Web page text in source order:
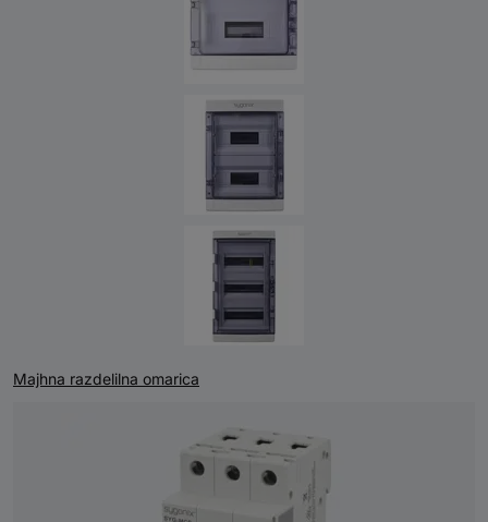
Majhna razdelilna omarica